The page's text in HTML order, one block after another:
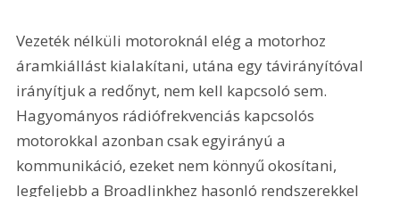
Vezeték nélküli motoroknál elég a motorhoz
áramkiállást kialakítani, utána egy távirányítóval
irányítjuk a redőnyt, nem kell kapcsoló sem.
Hagyományos rádiófrekvenciás kapcsolós
motorokkal azonban csak egyirányú a
kommunikáció, ezeket nem könnyű okosítani,
legfeljebb a Broadlinkhez hasonló rendszerekkel